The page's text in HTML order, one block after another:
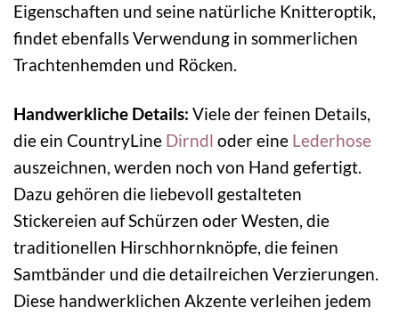
Eigenschaften und seine natürliche Knitteroptik,
findet ebenfalls Verwendung in sommerlichen
Trachtenhemden und Röcken.
Handwerkliche Details: Viele der feinen Details,
die ein CountryLine Dirndl oder eine Lederhose
auszeichnen, werden noch von Hand gefertigt.
Dazu gehören die liebevoll gestalteten
Stickereien auf Schürzen oder Westen, die
traditionellen Hirschhornknöpfe, die feinen
Samtbänder und die detailreichen Verzierungen.
Diese handwerklichen Akzente verleihen jedem